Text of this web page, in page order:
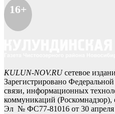
16+
KULUN-NOV.RUсетевое
Зарегистрировано
связи, информационных
коммуникаций (Роскомнадзор),
Эл № ФС77-81016 от 30 апреля